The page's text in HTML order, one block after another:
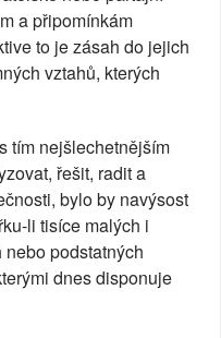
a připomínkám
to je zásah do jejich
vztahů, kterých
tím nejšlechetnějším
řešit, radit a
bylo by navýsost
li tisíce malých i
podstatných
dnes disponuje